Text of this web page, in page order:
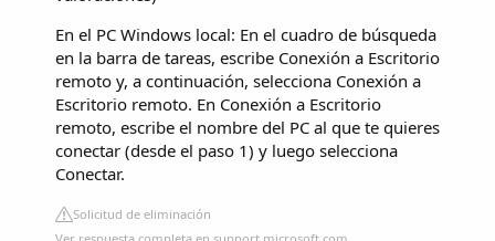
En el PC Windows local: En el cuadro de búsqueda
en la barra de tareas, escribe Conexión a Escritorio
remoto y, a continuación, selecciona Conexión a
Escritorio remoto. En Conexión a Escritorio
remoto, escribe el nombre del PC al que te quieres
conectar (desde el paso 1) y luego selecciona
Conectar.
Solicitud de eliminación